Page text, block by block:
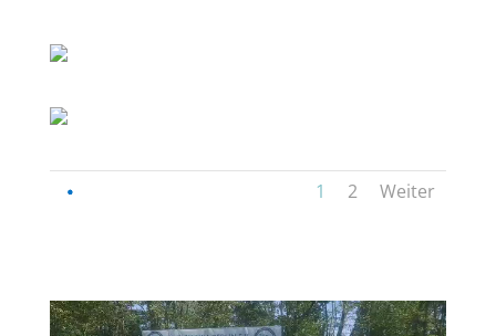
1 2 Weiter